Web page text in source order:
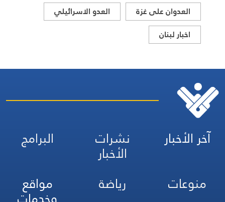
العدوان على غزة
العدو الاسرائيلي
اخبار لبنان
آخر الأخبار نشرات
الأخبار
البرامج
منوعات
رياضة مواقع